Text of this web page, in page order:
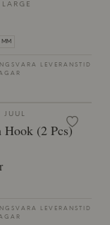
MM
LEVERANSTID
JUUL
Hook (2 Pcs)
LEVERANSTID